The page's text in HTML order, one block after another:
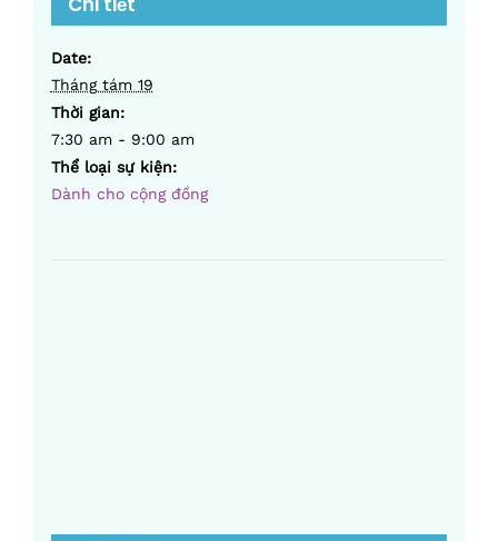
Date:
Tháng tám 19
Thời gian:
7:30 am - 9:00 am
Thể loại sự kiện:
Dành cho cộng đồng